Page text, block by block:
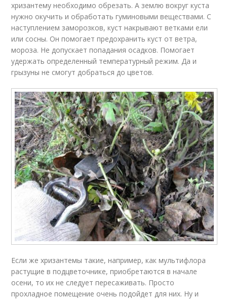
хризантему необходимо обрезать. А землю вокруг куста
нужно окучить и обработать гуминовыми веществами. С
наступлением заморозков, куст накрывают ветками ели
или сосны. Он помогает предохранить куст от ветра,
мороза. Не допускает попадания осадков. Помогает
удержать определенный температурный режим. Да и
грызуны не смогут добраться до цветов.
Если же хризантемы такие, например, как мультифлора
растущие в подцветочнике, приобретаются в начале
осени, то их не следует пересаживать. Просто
прохладное помещение очень подойдет для них. Ну и